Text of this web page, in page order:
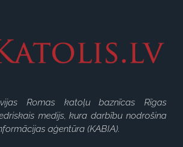
Romas katoļu baznīcas Rīgas
medijs, kura darbību nodrošina
aģentūra (KABIA).